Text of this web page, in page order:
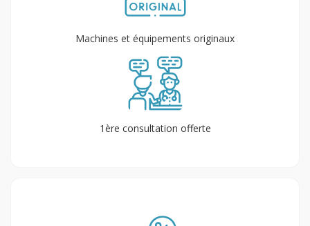
Machines et équipements originaux
1ère consultation offerte